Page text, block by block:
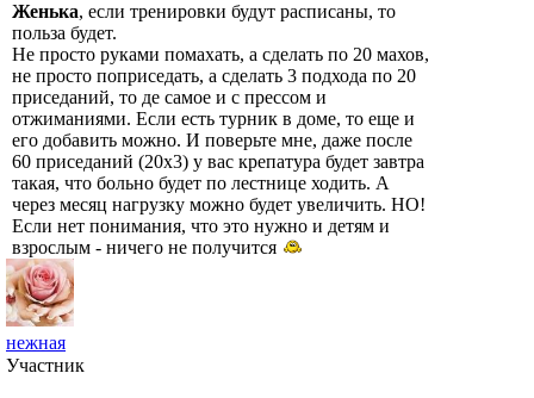
Женька, если тренировки будут расписаны, то
польза будет.
Не просто руками помахать, а сделать по 20 махов,
не просто поприседать, а сделать 3 подхода по 20
приседаний, то де самое и с прессом и
отжиманиями. Если есть турник в доме, то еще и
его добавить можно. И поверьте мне, даже после
60 приседаний (20х3) у вас крепатура будет завтра
такая, что больно будет по лестнице ходить. А
через месяц нагрузку можно будет увеличить. НО!
Если нет понимания, что это нужно и детям и
взрослым - ничего не получится
нежная
Участник